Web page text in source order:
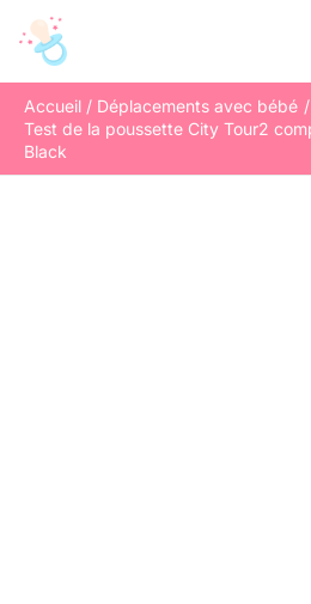
Accueil
Déplacements avec bébé
Test de la poussette City Tour2
Black
e
c
h
e